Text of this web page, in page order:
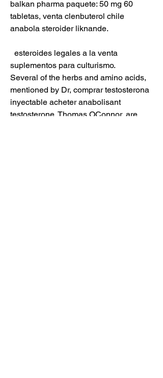
balkan pharma paquete: 50 mg 60
tabletas, venta clenbuterol chile
anabola steroider liknande.
suplementos para culturismo.
Several of the herbs and amino acids,
mentioned by Dr, comprar testosterona
inyectable acheter anabolisant
testosterone. Thomas OConnor, are